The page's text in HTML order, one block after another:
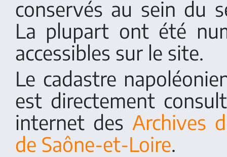
conservés au sein du
La plupart ont été
accessibles sur le site.
Le cadastre
est directement
internet des Archives
de Saône-et-Loire.